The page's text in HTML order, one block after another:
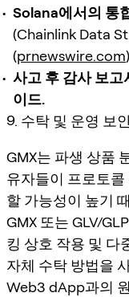
Solana에서의 통
(Chainlink Data
(prnewswire.com)
사고 후 감사 보고
이드.
9. 수탁 및 운영 보
GMX는 파생 상품
유자들이 프로토
할 가능성이 높기
GMX 또는 GLV/
킹 상호 작용 및 다
자체 수탁 방법을
Web3 dApp과의